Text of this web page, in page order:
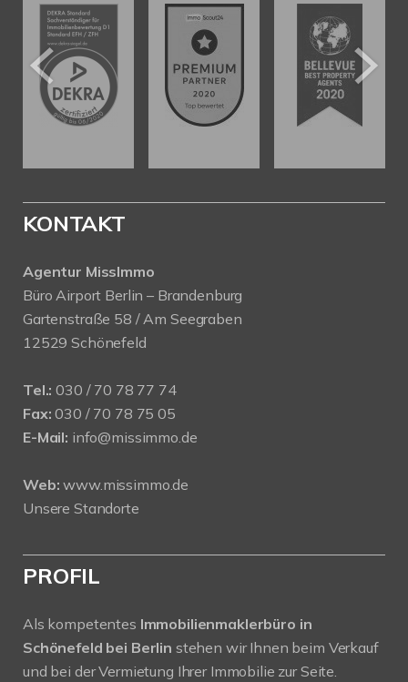
KONTAKT
Agentur MissImmo
Büro Airport Berlin – Brandenburg
Gartenstraße 58 / Am Seegraben
12529 Schönefeld
Tel.: 030 / 70 78 77 74
Fax: 030 / 70 78 75 05
E-Mail: info@missimmo.de
Web: www.missimmo.de
Unsere Standorte
PROFIL
Als kompetentes Immobilienmaklerbüro in
Schönefeld bei Berlin stehen wir Ihnen beim Verkauf
und bei der Vermietung Ihrer Immobilie zur Seite.